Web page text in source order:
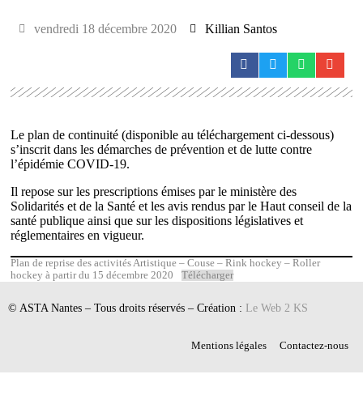
vendredi 18 décembre 2020 Killian Santos
Le plan de continuité (disponible au téléchargement ci-dessous)
s’inscrit dans les démarches de prévention et de lutte contre
l’épidémie COVID-19.
Il repose sur les prescriptions émises par le ministère des
Solidarités et de la Santé et les avis rendus par le Haut conseil de la
santé publique ainsi que sur les dispositions législatives et
réglementaires en vigueur.
Plan de reprise des activités Artistique – Couse – Rink hockey – Roller
hockey à partir du 15 décembre 2020
Télécharger
© ASTA Nantes – Tous droits réservés – Création : Le Web 2 KS
Mentions légales Contactez-nous